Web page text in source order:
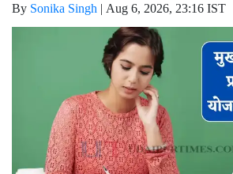
By Sonika Singh | Aug 6, 2026, 23:16 IST